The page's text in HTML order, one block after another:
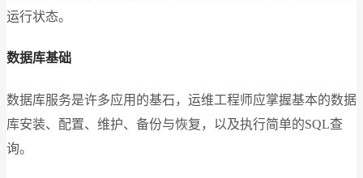
运行状态。
数据库基础
数据库服务是许多应用的基石，运维工程师应掌握基本的数据
库安装、配置、维护、备份与恢复，以及执行简单的SQL查
询。